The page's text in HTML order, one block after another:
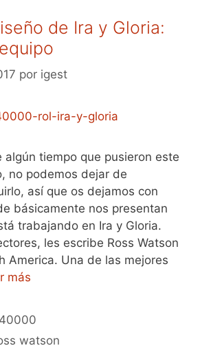
de Ira y Gloria:
por igest
algún tiempo que pusieron este
no podemos dejar de
así que os dejamos con
básicamente nos presentan
trabajando en Ira y Gloria.
les escribe Ross Watson
America. Una de las mejores
más
watson